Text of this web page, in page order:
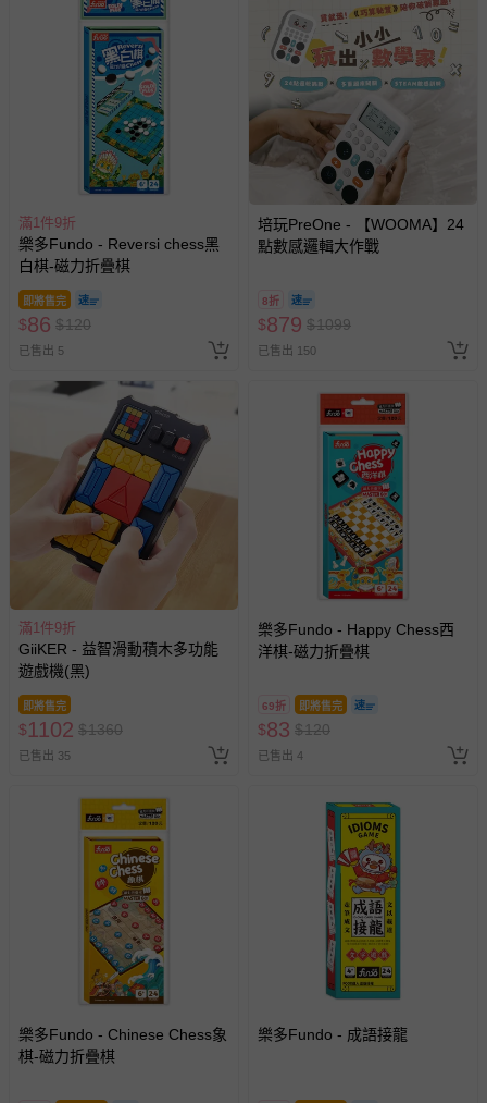
滿1件9折
樂多Fundo - Reversi chess黑
白棋-磁力折疊棋
即將售完
$86 $120
已售出 5
培玩PreOne - 【WOOMA】24
點數感邏輯大作戰
8折
$879 $1099
已售出 150
滿1件9折
GiiKER - 益智滑動積木多功能
遊戲機(黑)
即將售完
$1102 $1360
已售出 35
樂多Fundo - Happy Chess西
洋棋-磁力折疊棋
69折 即將售完
$83 $120
已售出 4
樂多Fundo - Chinese Chess象
棋-磁力折疊棋
樂多Fundo - 成語接龍